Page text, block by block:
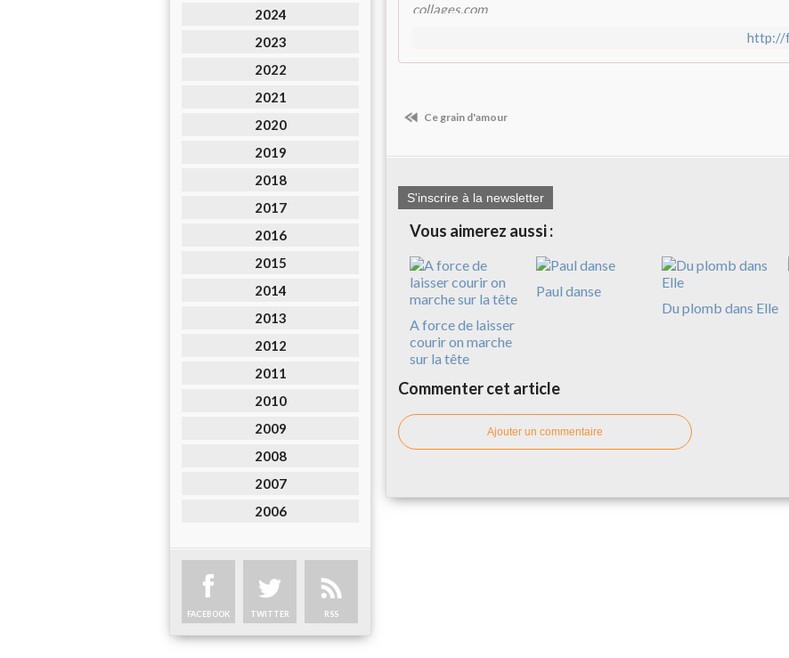
2024
2023
2022
2021
2020
2019
2018
2017
2016
2015
2014
2013
2012
2011
2010
2009
2008
2007
2006
FACEBOOK TWITTER RSS
collages.com
http://
Ce grain d'amour
S'inscrire à la newsletter
Vous aimerez aussi :
A force de laisser
courir on marche
sur la tête
Paul danse
Du plomb dans Elle
Commenter cet article
Ajouter un commentaire